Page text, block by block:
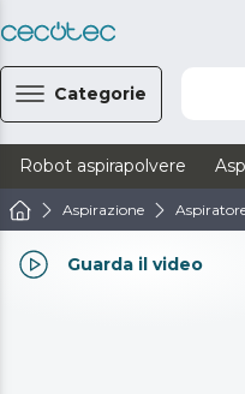
Categorie
Robot aspirapolvere
Aspirazione
Guarda il video